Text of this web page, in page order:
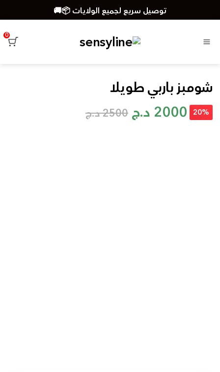
توصيل سريع لجميع الولايات 📦🚚
القائمة
0
شومبز باربي طويلا
2000 د.ج 2500د.ج 20%